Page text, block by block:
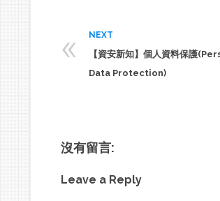
« NEXT
【資安新知】個人資料保護
Data Protection)
沒有留言:
Leave a Reply